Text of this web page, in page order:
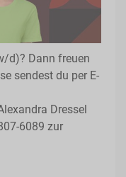
d)? Dann freuen
sendest du per E-
Dressel
6089 zur